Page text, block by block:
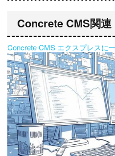
Concrete CMS関連
Concrete CMS エクスプレスに